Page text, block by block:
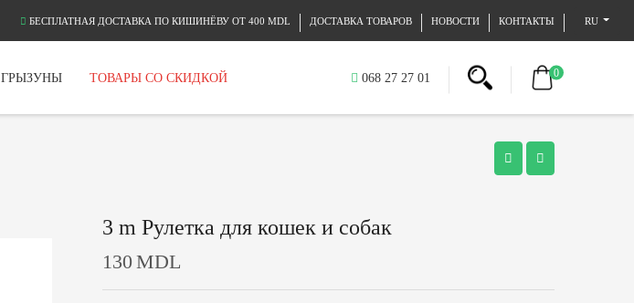
БЕСПЛАТНАЯ ДОСТАВКА ПО КИШИНЁВУ ОТ 400 MDL ДОСТАВКА ТОВАРОВ НОВОСТИ КОНТАКТЫ RU
ГРЫЗУНЫ ТОВАРЫ СО СКИДКОЙ 068 27 27 01 0
3 m Рулетка для кошек и собак
130 MDL